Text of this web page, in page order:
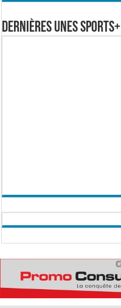
Dernières Unes Sports+